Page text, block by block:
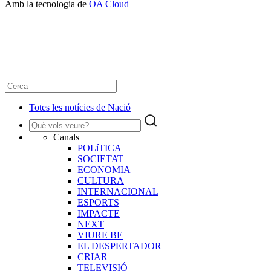
Amb la tecnologia de OA Cloud
Totes les notícies de Nació
Canals
POLíTICA
SOCIETAT
ECONOMIA
CULTURA
INTERNACIONAL
ESPORTS
IMPACTE
NEXT
VIURE BE
EL DESPERTADOR
CRIAR
TELEVISIÓ